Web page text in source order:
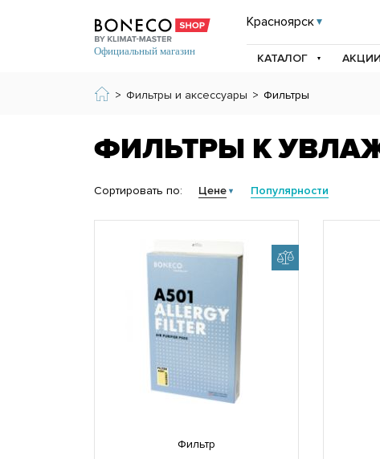
Красноярск
КАТАЛОГ АКЦИИ
> Фильтры и аксессуары > Фильтры
ФИЛЬТРЫ К
Сортировать по: Цене Популярности
Фильтр